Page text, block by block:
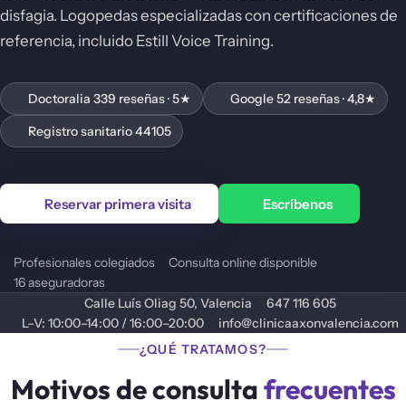
disfagia. Logopedas especializadas con certificaciones de
referencia, incluido Estill Voice Training.
Doctoralia 339 reseñas · 5★
Google 52 reseñas · 4,8★
Registro sanitario 44105
Reservar primera visita Escríbenos
Profesionales colegiados
Consulta online disponible
16 aseguradoras
Calle Luís Oliag 50, Valencia
647 116 605
L–V: 10:00–14:00 / 16:00–20:00
info@clinicaaxonvalencia.com
¿QUÉ TRATAMOS?
Motivos de consultafrecuentes